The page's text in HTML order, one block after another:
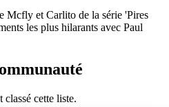
Mcfly et Carlito de la série 'Pires
les plus hilarants avec Paul
classé cette liste.